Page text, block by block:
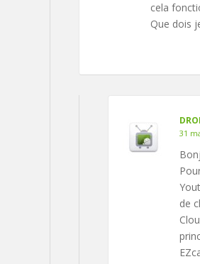
cela
Que dois
31
de